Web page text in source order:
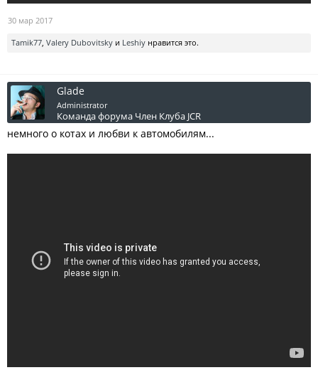
30 мар 2017
Tamik77, Valery Dubovitsky и Leshiy нравится это.
Glade
Administrator
Команда форума Член Клуба JCR
немного о котах и любви к автомобилям...